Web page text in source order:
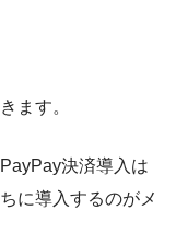
ます。
決済導入は
に導入するのがメ